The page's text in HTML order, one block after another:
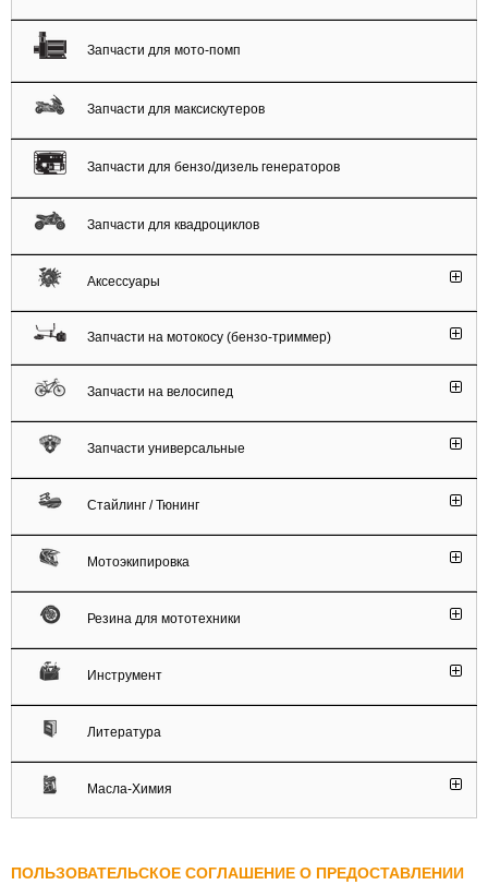
Запчасти для мото-помп
Запчасти для максискутеров
Запчасти для бензо/дизель генераторов
Запчасти для квадроциклов
Аксессуары
Запчасти на мотокосу (бензо-триммер)
Запчасти на велосипед
Запчасти универсальные
Стайлинг / Тюнинг
Мотоэкипировка
Резина для мототехники
Инструмент
Литература
Масла-Химия
ПОЛЬЗОВАТЕЛЬСКОЕ СОГЛАШЕНИЕ О ПРЕДОСТАВЛЕНИИ